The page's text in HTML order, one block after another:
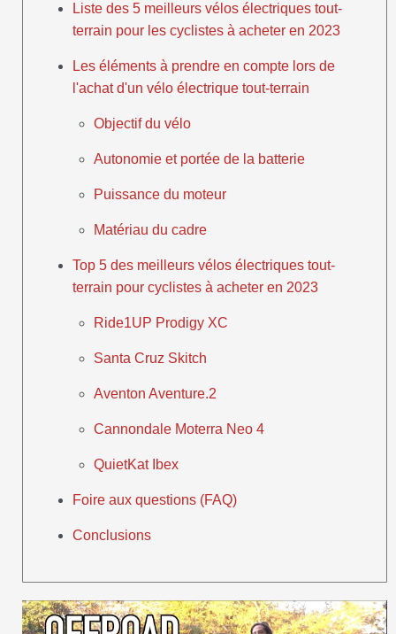
Liste des 5 meilleurs vélos électriques tout-
terrain pour les cyclistes à acheter en 2023
Les éléments à prendre en compte lors de
l'achat d'un vélo électrique tout-terrain
Objectif du vélo
Autonomie et portée de la batterie
Puissance du moteur
Matériau du cadre
Top 5 des meilleurs vélos électriques tout-
terrain pour cyclistes à acheter en 2023
Ride1UP Prodigy XC
Santa Cruz Skitch
Aventon Aventure.2
Cannondale Moterra Neo 4
QuietKat Ibex
Foire aux questions (FAQ)
Conclusions